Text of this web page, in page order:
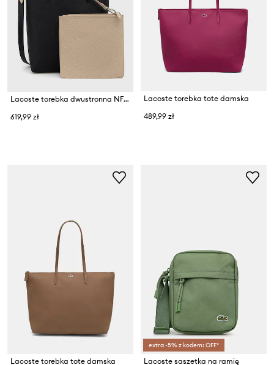
Lacoste torebka dwustronna NF2991AA
619,99 zł
Lacoste torebka tote damska
489,99 zł
Lacoste torebka tote damska
extra -5% z kodem: OFF*
Lacoste saszetka na ramię